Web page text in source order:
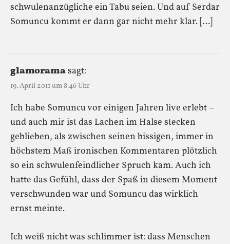
schwulenanzügliche ein Tabu seien. Und auf Serdar
Somuncu kommt er dann gar nicht mehr klar. […]
glamoramasagt:
19. April 2011 um 8:46 Uhr
Ich habe Somuncu vor einigen Jahren live erlebt –
und auch mir ist das Lachen im Halse stecken
geblieben, als zwischen seinen bissigen, immer in
höchstem Maß ironischen Kommentaren plötzlich
so ein schwulenfeindlicher Spruch kam. Auch ich
hatte das Gefühl, dass der Spaß in diesem Moment
verschwunden war und Somuncu das wirklich
ernst meinte.
Ich weiß nicht was schlimmer ist: dass Menschen